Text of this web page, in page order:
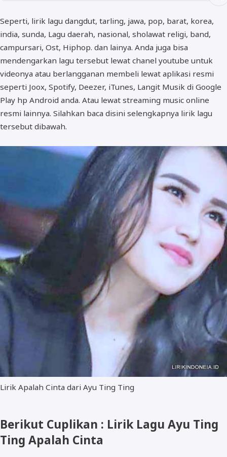
Seperti, lirik lagu dangdut, tarling, jawa, pop, barat, korea,
india, sunda, Lagu daerah, nasional, sholawat religi, band,
campursari, Ost, Hiphop. dan lainya. Anda juga bisa
mendengarkan lagu tersebut lewat chanel youtube untuk
videonya atau berlangganan membeli lewat aplikasi resmi
seperti Joox, Spotify, Deezer, iTunes, Langit Musik di Google
Play hp Android anda. Atau lewat streaming music online
resmi lainnya. Silahkan baca disini selengkapnya lirik lagu
tersebut dibawah.
Lirik Apalah Cinta dari Ayu Ting Ting
Berikut Cuplikan : Lirik Lagu Ayu Ting
Ting Apalah Cinta